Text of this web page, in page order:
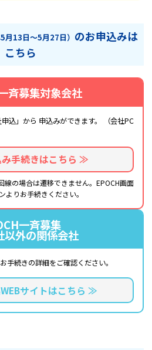
月13日～5月27日） のお申込みは
こちら
斉募集対象会社
込」から 申込みができます。
（会社PC
み手続きはこちら ≫
線の場合は遷移できません。EPOCH画面
よりお手続きください。
一斉募集
以外の関係会社
お手続きの詳細をご確認ください。
サイトはこちら ≫